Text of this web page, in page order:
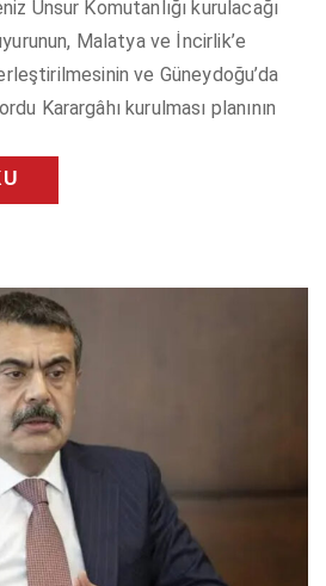
Unsur Komutanlığı kurulacağı
Malatya ve İncirlik’e
ve Güneydoğu’da
Karargâhı kurulması planının